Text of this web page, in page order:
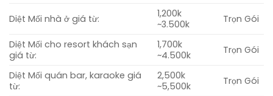
Diệt Mối nhà ở giá từ:
1,200k
~3.500k
Trọn Gói
Diệt Mối cho resort khách sạn
giá từ:
1,700k
~4.500k
Trọn Gói
Diệt Mối quán bar, karaoke giá
từ:
2,500k
~5,500k
Trọn Gói